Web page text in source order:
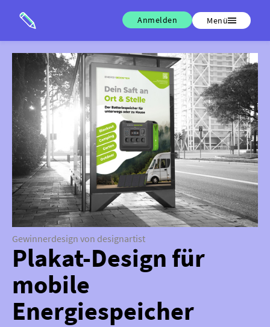
Anmelden Menü
Gewinnerdesign von designartist
Plakat-Design für
mobile
Energiespeicher